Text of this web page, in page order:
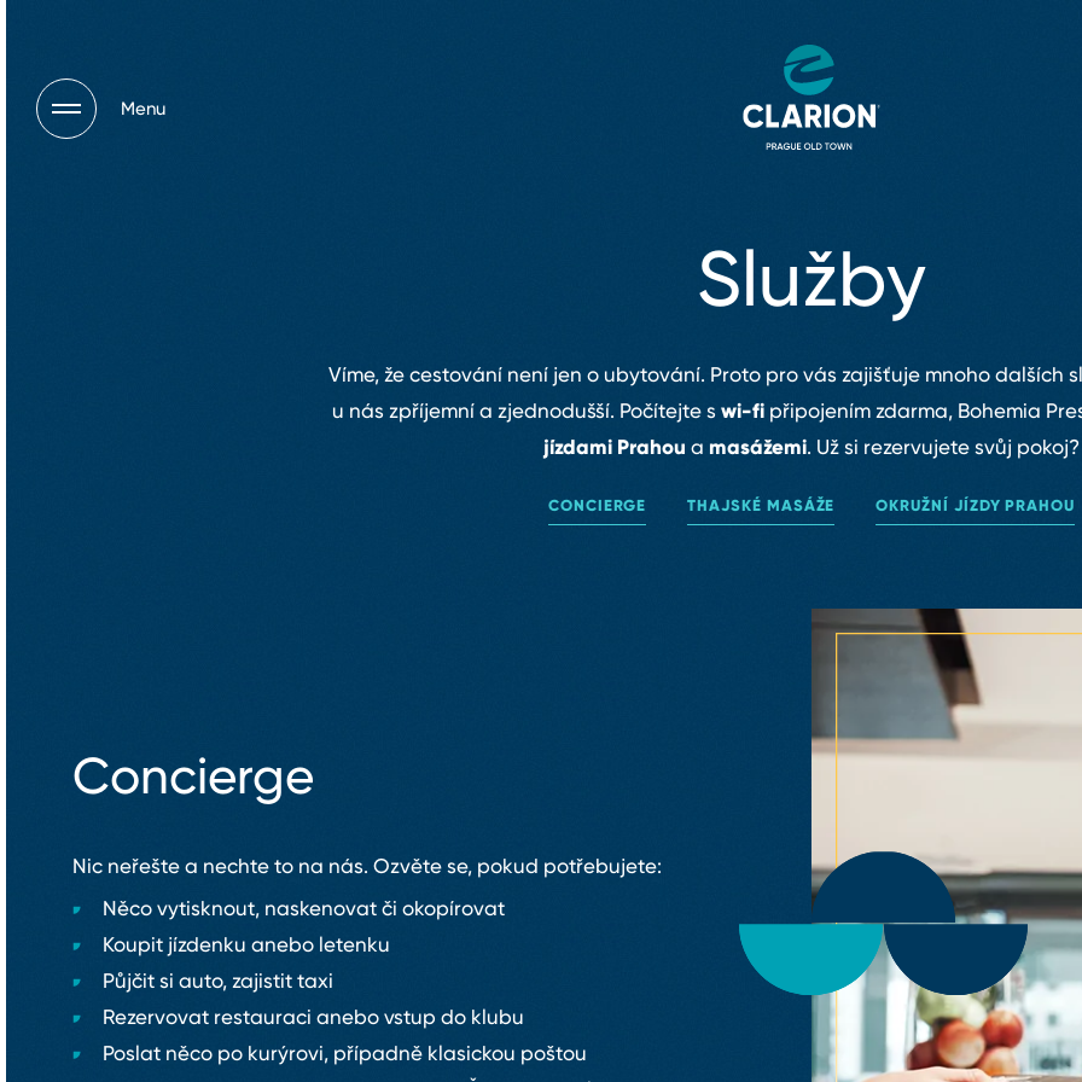
Menu
Služby
Víme, že cestování není jen o ubytování. Proto pro vás zajišťuje mnoho dalších
u nás zpříjemní a zjednodušší. Počítejte s wi⁠⁠⁠⁠⁠⁠-⁠⁠⁠⁠⁠⁠fipřipojením zdarma, Bohemia
jízdami Prahou a masážemi. Už si rezervujete svůj pokoj?
CONCIERGE THAJSKÉ MASÁŽE OKRUŽNÍ JÍZDY PRAHOU
Concierge
Nic neřešte a nechte to na nás. Ozvěte se, pokud potřebujete:
Něco vytisknout, naskenovat či okopírovat
Koupit jízdenku anebo letenku
Půjčit si auto, zajistit taxi
Rezervovat restauraci anebo vstup do klubu
Poslat něco po kurýrovi, případně klasickou poštou